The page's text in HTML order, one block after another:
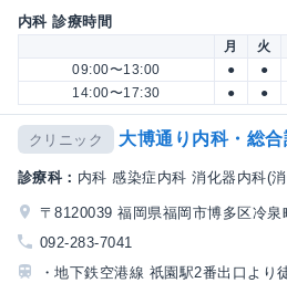
内科 診療時間
月 火
09:00〜13:00
● ●
14:00〜17:30
● ●
クリニック 大博通り内科・総
診療科： 内科 感染症内科 消化器内科(
〒8120039 福岡県福岡市博多区冷
092-283-7041
・地下鉄空港線 祇園駅2番出口よ